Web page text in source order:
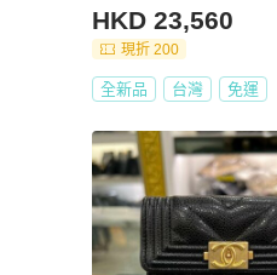
HKD 23,560
現折 200
全新品 台灣 免運